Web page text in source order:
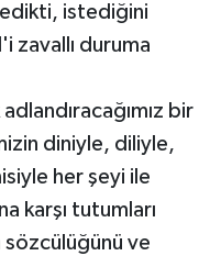
istediğini
zavallı duruma
bir
diniyle, diliyle,
her şeyi ile
karşı tutumları
sözcülüğünü ve